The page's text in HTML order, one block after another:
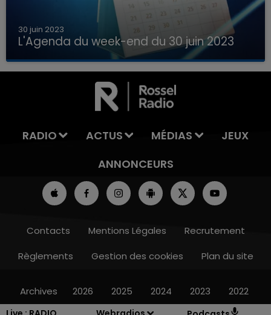
LA TEAM DE L'ÉTÉ
30 juin 2023
L'Agenda du week-end du 30 juin 2023
Que faire ce week-end dans les hauts-de-
France, la Marne et les Ardennes ?
RADIO ACTUS MÉDIAS
JEUX
ANNONCEURS
Contacts Mentions Légales
Recrutement
Règlements
Gestion des cookies Plan du site
Archives 2026 2025 2024 2023 2022